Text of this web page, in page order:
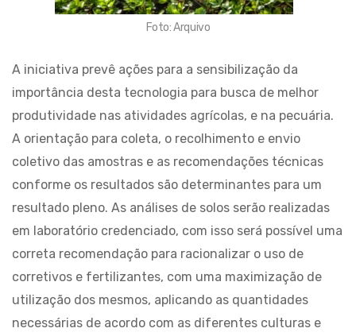
Foto: Arquivo
A iniciativa prevê ações para a sensibilização da
importância desta tecnologia para busca de melhor
produtividade nas atividades agrícolas, e na pecuária.
A orientação para coleta, o recolhimento e envio
coletivo das amostras e as recomendações técnicas
conforme os resultados são determinantes para um
resultado pleno. As análises de solos serão realizadas
em laboratório credenciado, com isso será possível uma
correta recomendação para racionalizar o uso de
corretivos e fertilizantes, com uma maximização de
utilização dos mesmos, aplicando as quantidades
necessárias de acordo com as diferentes culturas e